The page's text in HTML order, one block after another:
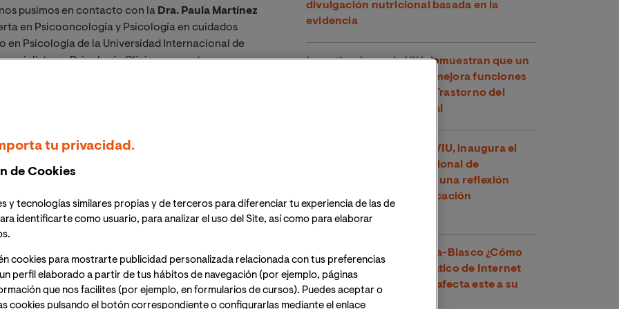
pusimos en contacto con la Dra. Paula Martínez
en Psicooncología y Psicología en cuidados
en Psicología de la Universidad Internacional de
en Psicología Clínica y experta en
y responsable de Programas y Servicios de la
y conocer más el papel que la psicología
de actuación de la psicología en un proceso
de la Psicooncología son numerosos, empezando
de las necesidades emocionales tanto del
ellos una mejor adaptación y calidad de vida ante
tratamiento médico, revisiones, recaída,
y duelo. Desde la psicooncología, se proporciona
orientación psicológica personalizada y
divulgación nutricional basada en la
evidencia
Investigadores de VIU demuestran que un
compuesto del té verde mejora funciones
cognitivas en niños con Trastorno del
Espectro Alcohólico Fetal
Toni García, docente de VIU, inaugura el
XXVI Congreso Internacional de
Educadores en Perú con una reflexión
sobre los retos de la educación
contemporánea
Dr. Víctor José Villanueva-Blasco ¿Cómo
detectar el uso problemático de Internet
en adolescentes y cómo afecta este a su
salud mental?
tu privacidad.
de Cookies
y tecnologías similares propias y de terceros para diferenciar tu experiencia de las de
identificarte como usuario, para analizar el uso del Site, así como para elaborar
cookies para mostrarte publicidad personalizada relacionada con tus preferencias
perfil elaborado a partir de tus hábitos de navegación (por ejemplo, páginas
que nos facilites (por ejemplo, en formularios de cursos). Puedes aceptar o
cookies pulsando el botón correspondiente o configurarlas mediante el enlace